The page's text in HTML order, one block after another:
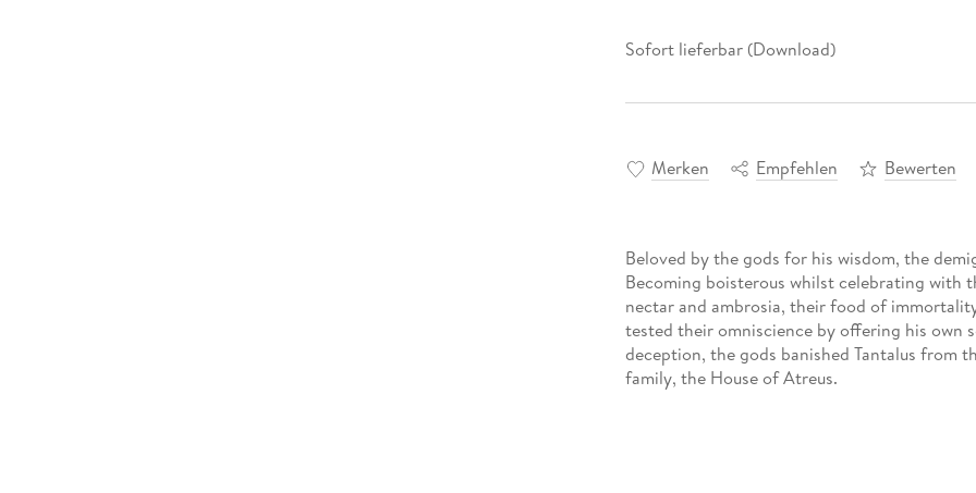
Sofort lieferbar (Download)
Merken Empfehlen Bewerten
Beloved by the gods for his wisdom, the
Becoming boisterous whilst celebrating with
nectar and ambrosia, their food of
tested their omniscience by offering his own
deception, the gods banished Tantalus from
family, the House of Atreus.